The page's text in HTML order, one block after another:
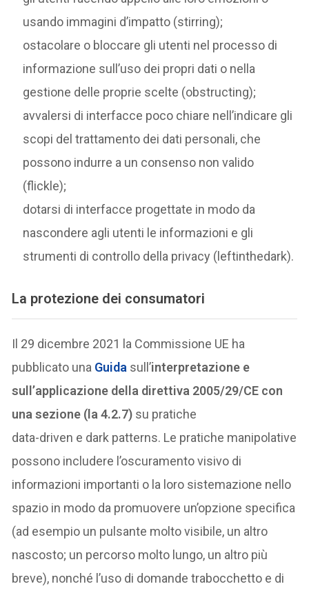
usando immagini d’impatto (stirring);
ostacolare o bloccare gli utenti nel processo di
informazione sull’uso dei propri dati o nella
gestione delle proprie scelte (obstructing);
avvalersi di interfacce poco chiare nell’indicare gli
scopi del trattamento dei dati personali, che
possono indurre a un consenso non valido
(flickle);
dotarsi di interfacce progettate in modo da
nascondere agli utenti le informazioni e gli
strumenti di controllo della privacy (leftinthedark).
La protezione dei consumatori
Il 29 dicembre 2021 la Commissione UE ha
pubblicato una Guida sull’interpretazione e
sull’applicazione della direttiva 2005/29/CE con
una sezione (la 4.2.7) su pratiche
data-driven e dark patterns. Le pratiche manipolative
possono includere l’oscuramento visivo di
informazioni importanti o la loro sistemazione nello
spazio in modo da promuovere un’opzione specifica
(ad esempio un pulsante molto visibile, un altro
nascosto; un percorso molto lungo, un altro più
breve), nonché l’uso di domande trabocchetto e di